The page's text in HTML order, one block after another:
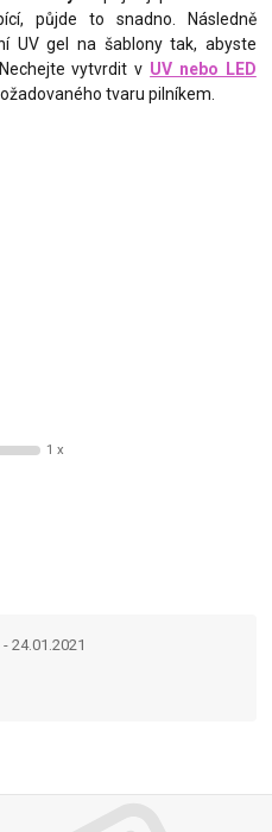
půjde to snadno. Následně
UV gel na šablony tak, abyste
vytvrdit v UV nebo LED
tvaru pilníkem.
1 x
- 24.01.2021